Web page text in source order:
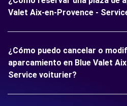
Valet Aix-en-Provence -
¿Cómo puedo cancelar o
aparcamiento en Blue Valet
Service voiturier?